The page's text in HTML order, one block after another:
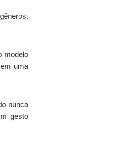
gêneros,
modelo
uma
nunca
gesto